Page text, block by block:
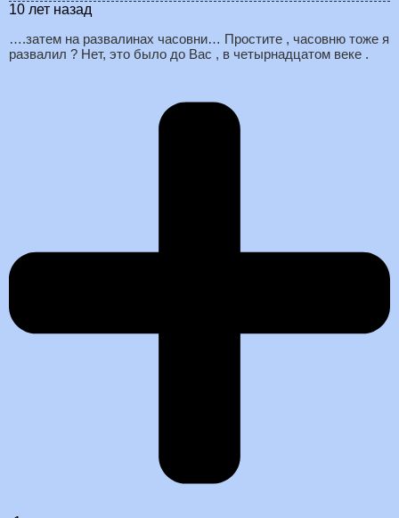
10 лет назад
….затем на развалинах часовни… Простите , часовню тоже я
развалил ? Нет, это было до Вас , в четырнадцатом веке .